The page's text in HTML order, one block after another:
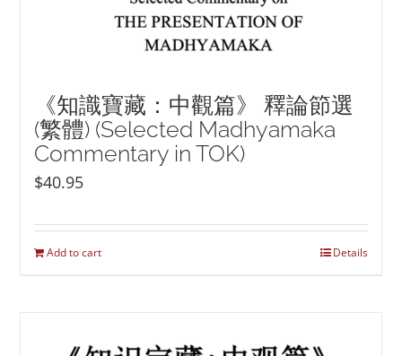
《知識寶藏：中觀篇》 釋論節選
(繁體) (Selected Madhyamaka
Commentary in TOK)
$40.95
Add to cart Details